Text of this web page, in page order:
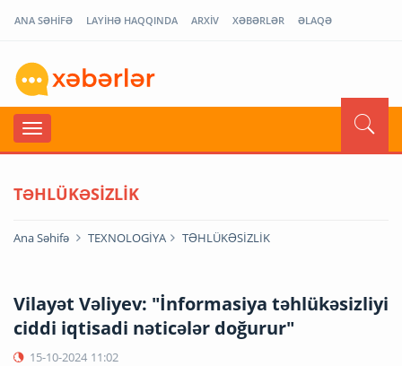
ANA SƏHİFƏ LAYİHƏ HAQQINDA ARXİV XƏBƏRLƏR ƏLAQƏ
TƏHLÜKƏSİZLİK
Ana Səhifə TEXNOLOGİYA TƏHLÜKƏSİZLİK
Vilayət Vəliyev: "İnformasiya təhlükəsizliyi
ciddi iqtisadi nəticələr doğurur"
15-10-2024 11:02